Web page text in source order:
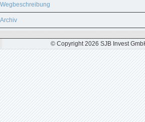
Wegbeschreibung
Archiv
© Copyright 2026 SJB Invest